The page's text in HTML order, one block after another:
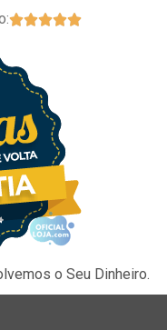

o Seu Dinheiro.